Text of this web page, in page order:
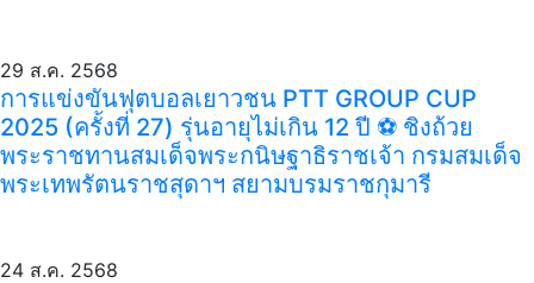
29 ส.ค. 2568
การแข่งขันฟุตบอลเยาวชน PTT GROUP CUP
2025 (ครั้งที่ 27) รุ่นอายุไม่เกิน 12 ปี ⚽️ ชิงถ้วย
พระราชทานสมเด็จพระกนิษฐาธิราชเจ้า กรมสมเด็จ
พระเทพรัตนราชสุดาฯ สยามบรมราชกุมารี
24 ส.ค. 2568